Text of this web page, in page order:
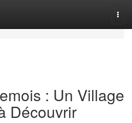
: Un Village
Découvrir